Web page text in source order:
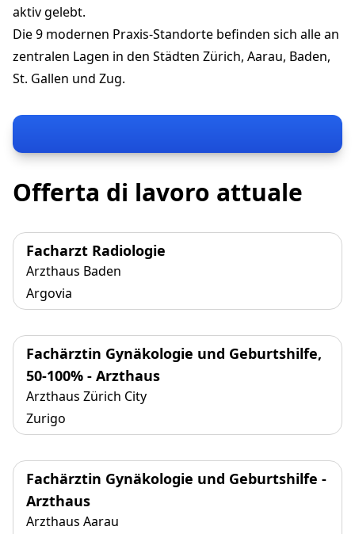
aktiv gelebt.
Die 9 modernen Praxis-Standorte befinden sich alle an
zentralen Lagen in den Städten Zürich, Aarau, Baden,
St. Gallen und Zug.
Offerta di lavoro attuale
Facharzt Radiologie
Arzthaus Baden
Argovia
Fachärztin Gynäkologie und Geburtshilfe,
50-100% - Arzthaus
Arzthaus Zürich City
Zurigo
Fachärztin Gynäkologie und Geburtshilfe -
Arzthaus
Arzthaus Aarau